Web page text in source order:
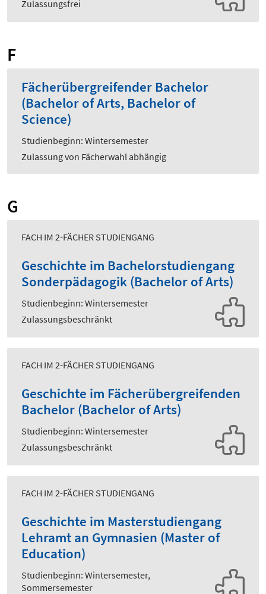
Zulassungsfrei
F
Fächerübergreifender Bachelor
(Bachelor of Arts, Bachelor of
Science)
Studienbeginn: Wintersemester
Zulassung von Fächerwahl abhängig
G
FACH IM 2-FÄCHER STUDIENGANG
Geschichte im Bachelorstudiengang
Sonderpädagogik (Bachelor of Arts)
Studienbeginn: Wintersemester
Zulassungsbeschränkt
FACH IM 2-FÄCHER STUDIENGANG
Geschichte im Fächerübergreifenden
Bachelor (Bachelor of Arts)
Studienbeginn: Wintersemester
Zulassungsbeschränkt
FACH IM 2-FÄCHER STUDIENGANG
Geschichte im Masterstudiengang
Lehramt an Gymnasien (Master of
Education)
Studienbeginn: Wintersemester,
Sommersemester